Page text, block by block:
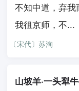
不知中道，弃我
我徂京师，不...
〔宋代〕苏洵
山坡羊·一头犁